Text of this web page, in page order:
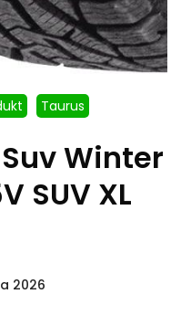
Taurus
Winter
SUV XL
2026